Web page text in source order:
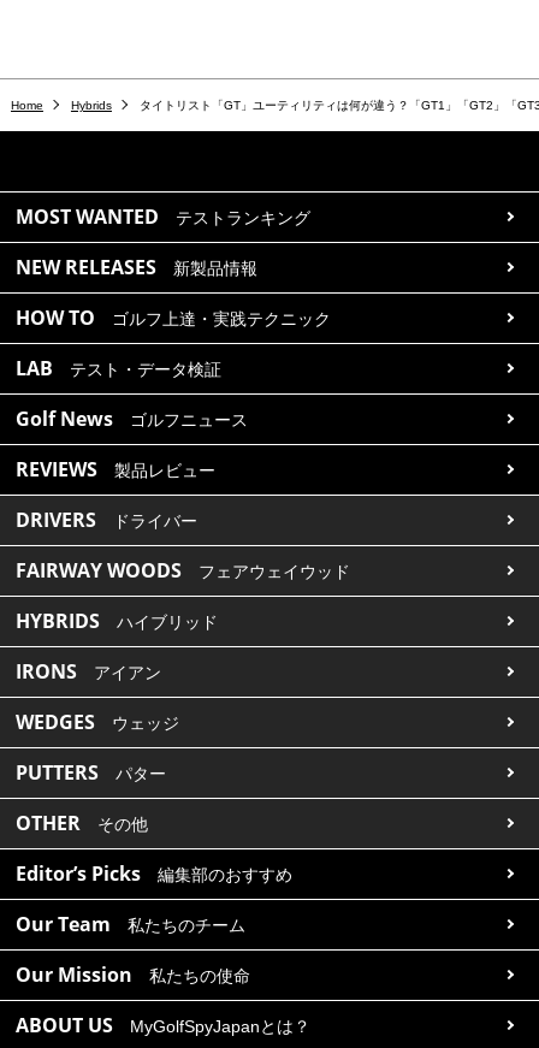
Home Hybrids タイトリスト「GT」ユーティリティは何が違う？「GT1」「GT2」「
MOST WANTED テストランキング
NEW RELEASES 新製品情報
HOW TO ゴルフ上達・実践テクニック
LAB テスト・データ検証
Golf News ゴルフニュース
REVIEWS 製品レビュー
DRIVERS ドライバー
FAIRWAY WOODS フェアウェイウッド
HYBRIDS ハイブリッド
IRONS アイアン
WEDGES ウェッジ
PUTTERS パター
OTHER その他
Editor’s Picks 編集部のおすすめ
Our Team 私たちのチーム
Our Mission 私たちの使命
ABOUT US MyGolfSpyJapanとは？